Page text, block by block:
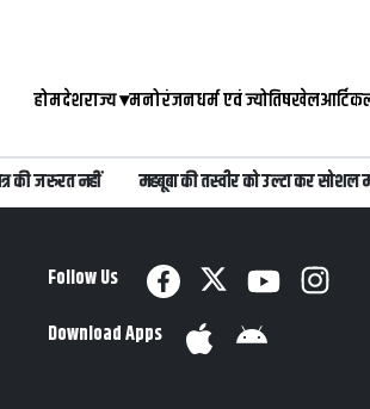
होमदेशराज्य▾मनोरंजनधर्म एवं ज्योतिषखेल
की जरुरत नहीं महबूबा की तस्वीर को उल्टा कर सोशल
Follow Us
Download Apps